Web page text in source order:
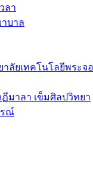
ลา
บาล
ลัยเทคโนโลยีพระจ
มาลา เข็มศิลปวิทยา
รณ์